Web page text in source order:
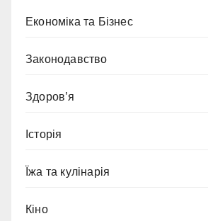
Економіка та Бізнес
Законодавство
Здоров’я
Історія
Їжа та кулінарія
Кіно